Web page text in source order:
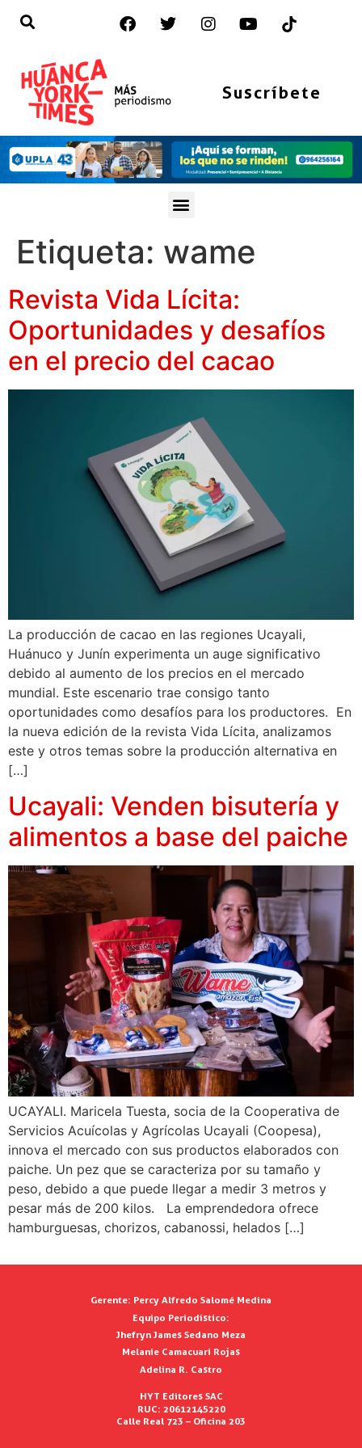
Suscríbete
Etiqueta: wame
Revista Vida Lícita:
Oportunidades y desafíos
en el precio del cacao
La producción de cacao en las regiones Ucayali,
Huánuco y Junín experimenta un auge significativo
debido al aumento de los precios en el mercado
mundial. Este escenario trae consigo tanto
oportunidades como desafíos para los productores. En
la nueva edición de la revista Vida Lícita, analizamos
este y otros temas sobre la producción alternativa en
[…]
Ucayali: Venden bisutería y
alimentos a base del paiche
UCAYALI. Maricela Tuesta, socia de la Cooperativa de
Servicios Acuícolas y Agrícolas Ucayali (Coopesa),
innova el mercado con sus productos elaborados con
paiche. Un pez que se caracteriza por su tamaño y
peso, debido a que puede llegar a medir 3 metros y
pesar más de 200 kilos. La emprendedora ofrece
hamburguesas, chorizos, cabanossi, helados […]
Gerente: Percy Alfredo Salomé Medina
Equipo Periodístico:
Jhefryn James Sedano Meza
Melanie Camacuari Rojas
Adelina R. Castro
HYT Editores SAC
RUC: 20612145220
Calle Real 723 – Oficina 203